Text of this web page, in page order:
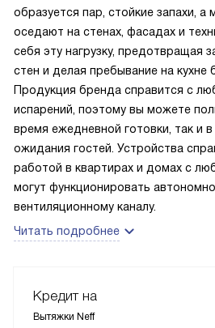
образуется пар, стойкие запахи, а
оседают на стенах, фасадах и
себя эту нагрузку, предотвращая
стен и делая пребывание на кухне
Продукция бренда справится с
испарений, поэтому вы можете
время ежедневной готовки, так и в
ожидания гостей. Устройства
работой в квартирах и домах с
могут функционировать
вентиляционному каналу.
Читать подробнее
Кредит на
Вытяжки Neff